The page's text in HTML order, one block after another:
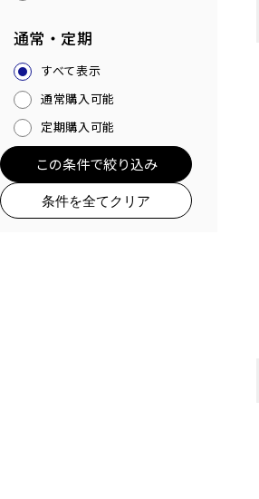
通常・定期
すべて表示
通常購入可能
定期購入可能
この条件で絞り込み
条件を全てクリア